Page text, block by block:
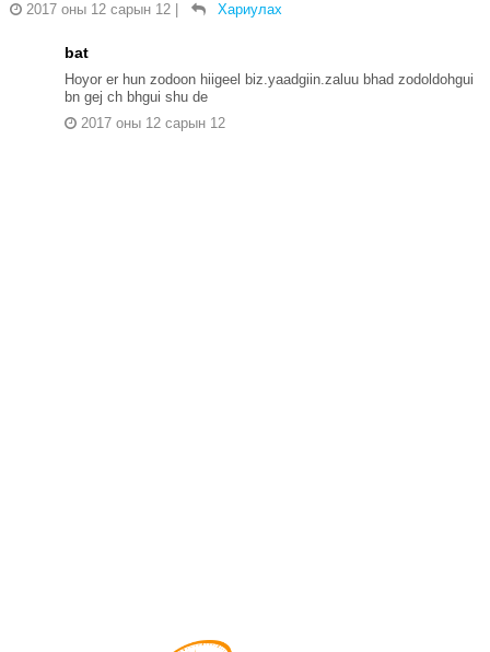
2017 оны 12 сарын 12
Хариулах
bat
Hoyor er hun zodoon hiigeel biz.yaadgiin.zaluu bhad zodoldohgui
bn gej ch bhgui shu de
2017 оны 12 сарын 12